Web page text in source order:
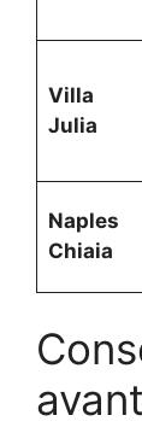
Villa
Julia
Naples
Chiaia